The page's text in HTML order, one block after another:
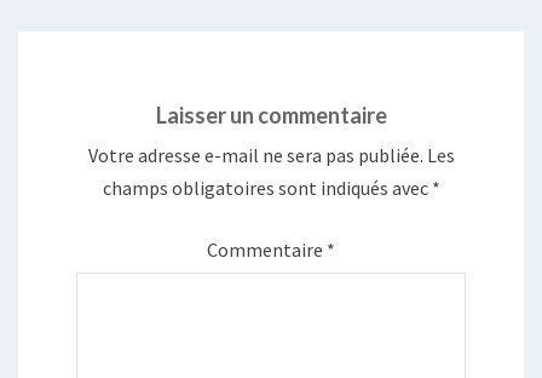
Laisser un commentaire
Votre adresse e-mail ne sera pas publiée. Les
champs obligatoires sont indiqués avec *
Commentaire *